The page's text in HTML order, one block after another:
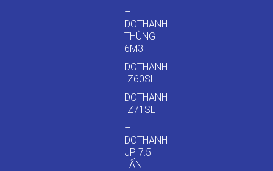
–
DOTHANH
THÙNG
6M3
DOTHANH
IZ60SL
DOTHANH
IZ71SL
–
DOTHANH
JP 7.5
TẤN